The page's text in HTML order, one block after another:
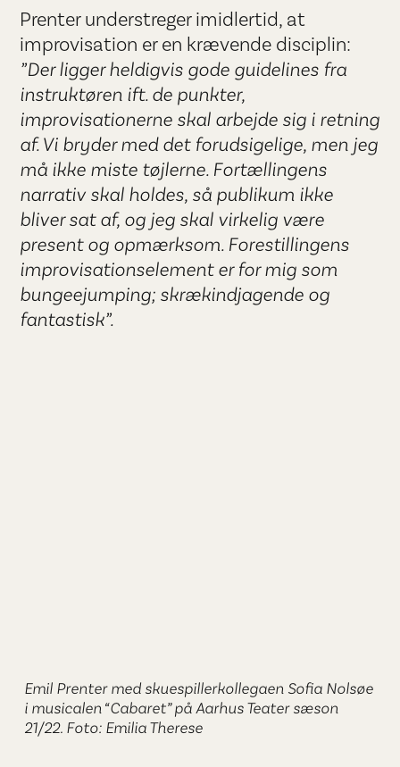
Prenter understreger imidlertid, at
improvisation er en krævende disciplin:
”Der ligger heldigvis gode guidelines fra
instruktøren ift. de punkter,
improvisationerne skal arbejde sig i retning
af. Vi bryder med det forudsigelige, men jeg
må ikke miste tøjlerne. Fortællingens
narrativ skal holdes, så publikum ikke
bliver sat af, og jeg skal virkelig være
present og opmærksom. Forestillingens
improvisationselement er for mig som
bungeejumping; skrækindjagende og
fantastisk”.
Emil Prenter med skuespillerkollegaen Sofia Nolsøe
i musicalen “Cabaret” på Aarhus Teater sæson
21/22. Foto: Emilia Therese